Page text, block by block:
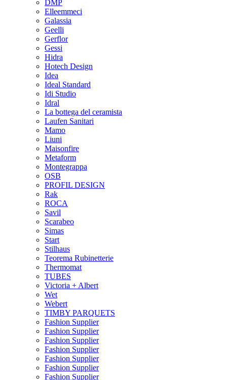
DMP
Elleemmeci
Galassia
Geelli
Gerflor
Gessi
Hidra
Hotech Design
Idea
Ideal Standard
Idi Studio
Idral
La bottega del ceramista
Laufen Sanitari
Mamo
Liuni
Maisonfire
Metaform
Montegrappa
OSB
PROFIL DESIGN
Rak
ROCA
Savil
Scarabeo
Simas
Start
Stilhaus
Teorema Rubinetterie
Thermomat
TUBES
Victoria + Albert
Wet
Webert
TIMBY PARQUETS
Fashion Supplier
Fashion Supplier
Fashion Supplier
Fashion Supplier
Fashion Supplier
Fashion Supplier
Fashion Supplier